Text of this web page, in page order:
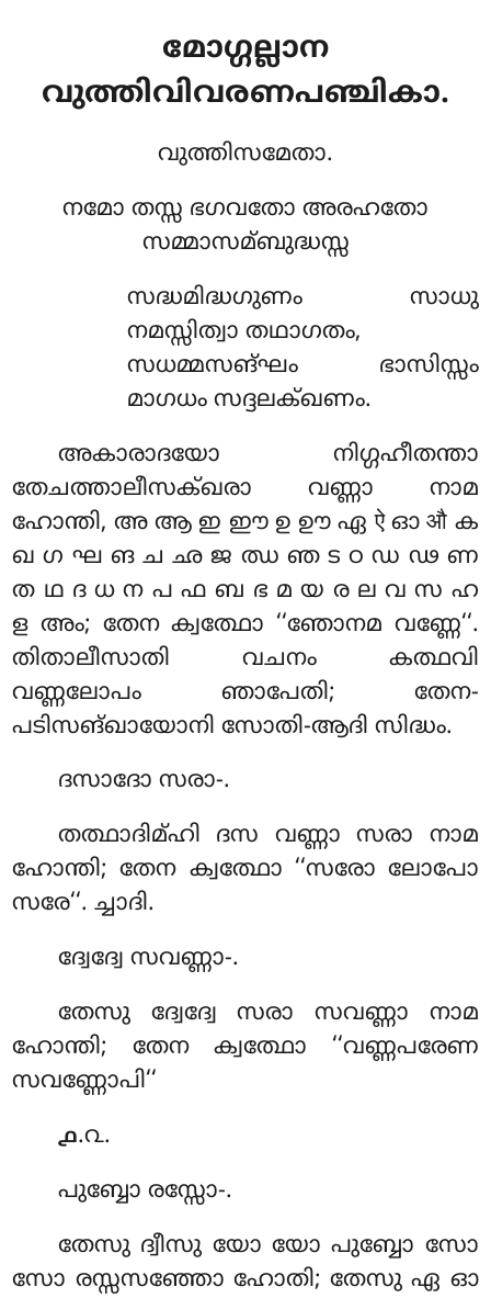
മോഗ്ഗല്ലാന
വുത്തിവിവരണപഞ്ചികാ.
വുത്തിസമേതാ.
നമോ തസ്സ ഭഗവതോ അരഹതോ
സമ്മാസമ്ബുദ്ധസ്സ
സദ്ധമിദ്ധഗുണം സാധു
നമസ്സിത്വാ തഥാഗതം,
സധമ്മസങ്ഘം ഭാസിസ്സം
മാഗധം സദ്ദലക്ഖണം.
അകാരാദയോ നിഗ്ഗഹീതന്താ
തേചത്താലീസക്ഖരാ വണ്ണാ നാമ
ഹോന്തി, അ ആ ഇ ഈ ഉ ഊ ഏ ऐ ഓ औ ക
ഖ ഗ ഘ ങ ച ഛ ജ ഝ ഞ ട ഠ ഡ ഢ ണ
ത ഥ ദ ധ ന പ ഫ ബ ഭ മ യ ര ല വ സ ഹ
ള അം; തേന ക്വത്ഥോ ‘‘ഞോനമ വണ്ണേ‘‘.
തിതാലീസാതി വചനം കത്ഥവി
വണ്ണലോപം ഞാപേതി; തേന-
പടിസങ്ഖായോനി സോതി-ആദി സിദ്ധം.
ദസാദോസരാ-.
തത്ഥാദിമ്ഹി ദസ വണ്ണാ സരാ നാമ
ഹോന്തി; തേന ക്വത്ഥോ ‘‘സരോ ലോപോ
സരേ‘‘. ച്ചാദി.
ദ്വേദ്വേ സവണ്ണാ-.
തേസു ദ്വേദ്വേ സരാ സവണ്ണാ നാമ
ഹോന്തി; തേന ക്വത്ഥോ ‘‘വണ്ണപരേണ
സവണ്ണോപി‘‘
൧.൨.
പുബ്ബോരസ്സോ-.
തേസു ദ്വീസു യോ യോ പുബ്ബോ സോ
സോ രസ്സസഞ്ഞോ ഹോതി; തേസു ഏ ഓ